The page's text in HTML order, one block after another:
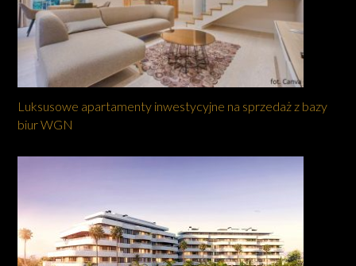
Luksusowe apartamenty inwestycyjne na sprzedaż z bazy
biur WGN